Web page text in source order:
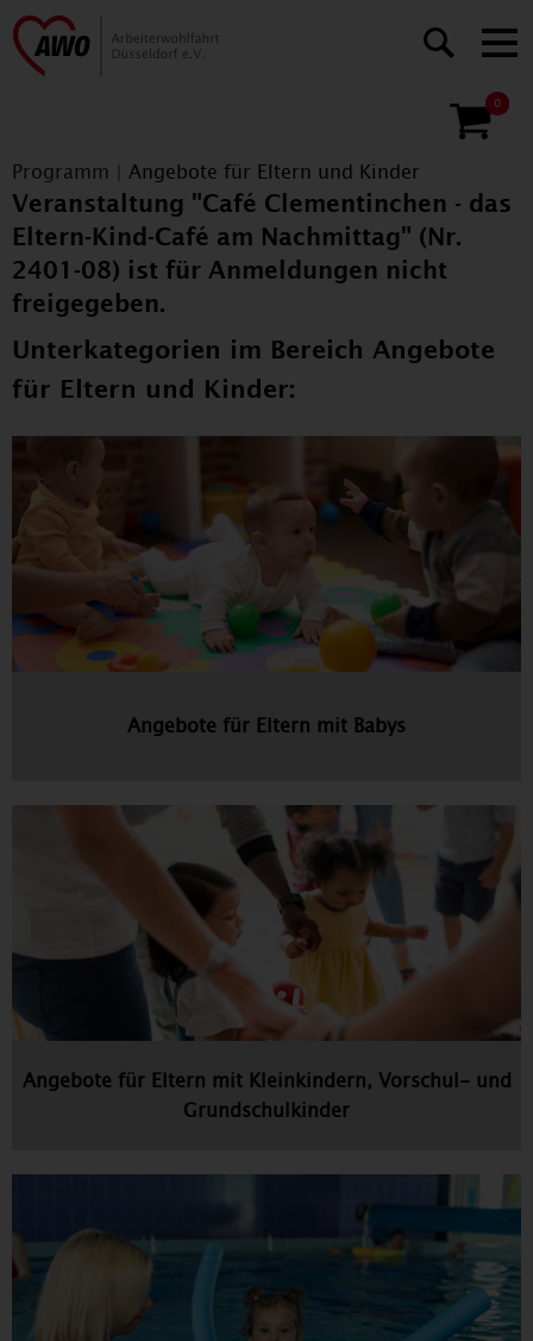
0
Programm Angebote für Eltern und Kinder
Veranstaltung "Café Clementinchen - das
Eltern-Kind-Café am Nachmittag" (Nr.
2401-08) ist für Anmeldungen nicht
freigegeben.
Unterkategorien im Bereich Angebote
für Eltern und Kinder:
Angebote für Eltern mit Babys
Angebote für Eltern mit Kleinkindern, Vorschul- und
Grundschulkinder